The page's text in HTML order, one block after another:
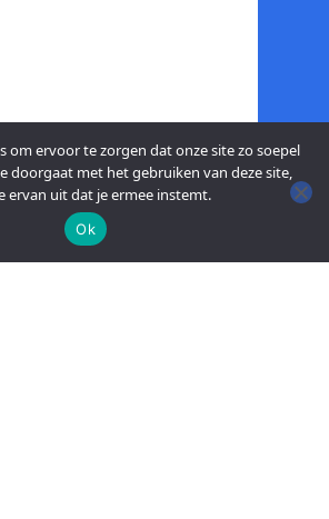
om ervoor te zorgen dat onze site zo soepel
doorgaat met het gebruiken van deze site,
ervan uit dat je ermee instemt.
Ok